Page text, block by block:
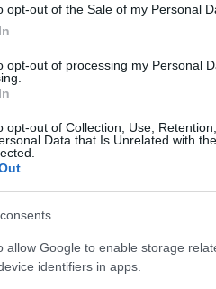
opt-out of the Sale of my Personal
opt-out of processing my Personal
opt-out of Collection, Use,
Data that Is Unrelated with
allow Google to enable storage
identifiers in apps.
50 località da visitare, e
Le sue case colorate,
ricco di vigne, sono
La produzione di un vino
non solo bello da
tempo, sono state
presenta una storia da